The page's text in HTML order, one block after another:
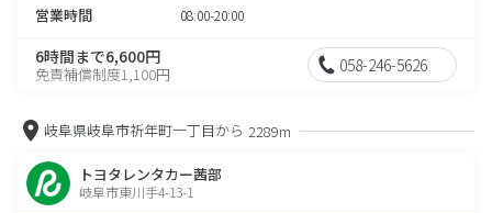
営業時間 08:00-20:00
6時間まで6,600円
免責補償制度1,100円 058-246-5626
岐阜県岐阜市祈年町一丁目から 2289m
トヨタレンタカー茜部
岐阜市東川手4-13-1